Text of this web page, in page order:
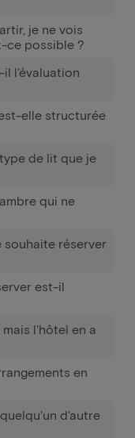
je ne vois
ce possible ?
il l'évaluation
elle structurée
de lit que je
qui ne
souhaite réserver
est-il
l'hôtel en a
en
d'autre